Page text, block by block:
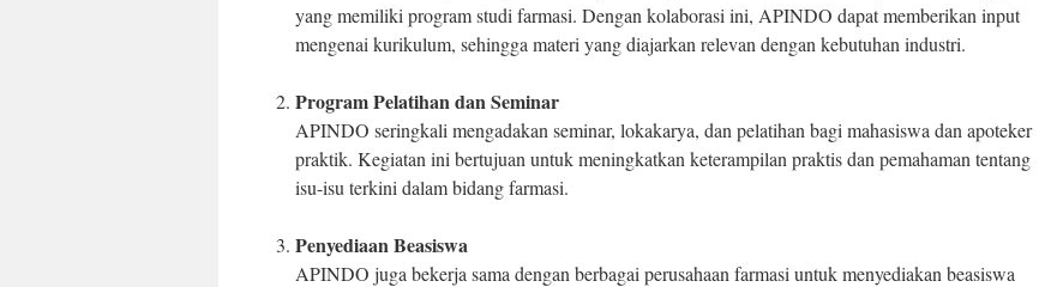
yang memiliki program studi farmasi. Dengan kolaborasi ini, APINDO dapat memberikan input
mengenai kurikulum, sehingga materi yang diajarkan relevan dengan kebutuhan industri.
Program Pelatihan dan Seminar
APINDO seringkali mengadakan seminar, lokakarya, dan pelatihan bagi mahasiswa dan apoteker
praktik. Kegiatan ini bertujuan untuk meningkatkan keterampilan praktis dan pemahaman tentang
isu-isu terkini dalam bidang farmasi.
Penyediaan Beasiswa
APINDO juga bekerja sama dengan berbagai perusahaan farmasi untuk menyediakan beasiswa